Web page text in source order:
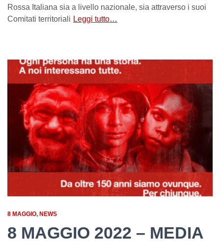
Rossa Italiana sia a livello nazionale, sia attraverso i suoi
Comitati territoriali Leggi tutto…
8 MAGGIO NEWS
8 MAGGIO 2022 – MEDIA